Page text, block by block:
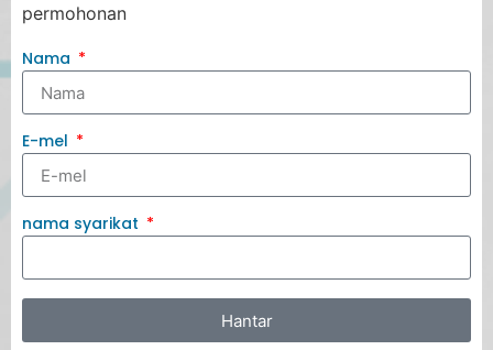
permohonan
Nama
E-mel
nama syarikat
Hantar